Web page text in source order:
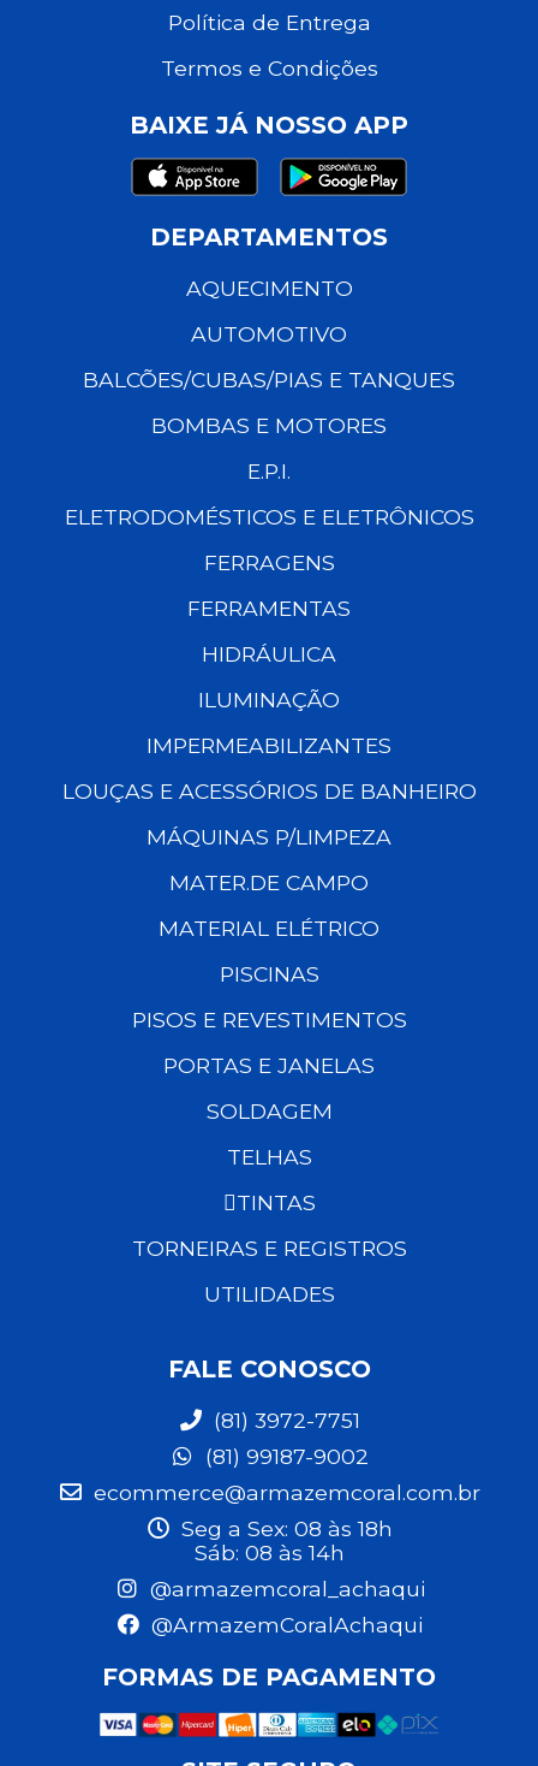
Política de Entrega
Termos e Condições
BAIXE JÁ NOSSO APP
DEPARTAMENTOS
AQUECIMENTO
AUTOMOTIVO
BALCÕES/CUBAS/PIAS E TANQUES
BOMBAS E MOTORES
E.P.I.
ELETRODOMÉSTICOS E ELETRÔNICOS
FERRAGENS
FERRAMENTAS
HIDRÁULICA
ILUMINAÇÃO
IMPERMEABILIZANTES
LOUÇAS E ACESSÓRIOS DE BANHEIRO
MÁQUINAS P/LIMPEZA
MATER.DE CAMPO
MATERIAL ELÉTRICO
PISCINAS
PISOS E REVESTIMENTOS
PORTAS E JANELAS
SOLDAGEM
TELHAS
TINTAS
TORNEIRAS E REGISTROS
UTILIDADES
FALE CONOSCO
(81) 3972-7751
(81) 99187-9002
ecommerce@armazemcoral.com.br
Seg a Sex: 08 às 18h
Sáb: 08 às 14h
@armazemcoral_achaqui
@ArmazemCoralAchaqui
FORMAS DE PAGAMENTO